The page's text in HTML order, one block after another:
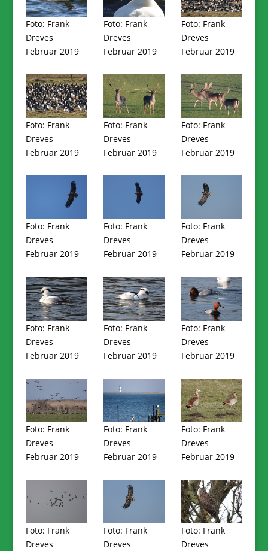
Foto: Frank
Dreves
Februar 2019
Foto: Frank
Dreves
Februar 2019
Foto: Frank
Dreves
Februar 2019
Foto: Frank
Dreves
Februar 2019
Foto: Frank
Dreves
Februar 2019
Foto: Frank
Dreves
Februar 2019
Foto: Frank
Dreves
Februar 2019
Foto: Frank
Dreves
Februar 2019
Foto: Frank
Dreves
Februar 2019
Foto: Frank
Dreves
Februar 2019
Foto: Frank
Dreves
Februar 2019
Foto: Frank
Dreves
Februar 2019
Foto: Frank
Dreves
Februar 2019
Foto: Frank
Dreves
Februar 2019
Foto: Frank
Dreves
Februar 2019
Foto: Frank
Dreves
Foto: Frank
Dreves
Foto: Frank
Dreves